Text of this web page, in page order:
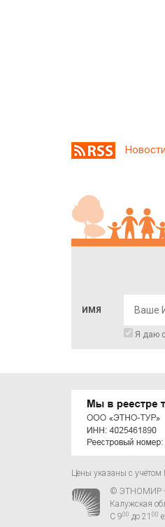
ИМЯ
Я даю
Цены указаны с
© ЭТНОМИР -
Калужская
С 900 до 21 00